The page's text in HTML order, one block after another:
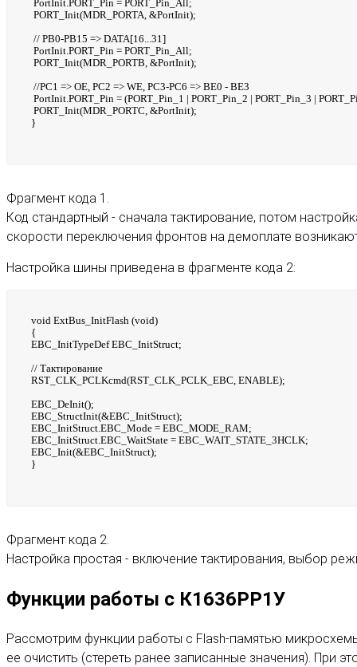
PortInit.PORT_Pin = PORT_Pin_All;
PORT_Init(MDR_PORTA, &PortInit);
// PB0-PB15 => DATA[16...31]
PortInit.PORT_Pin = PORT_Pin_All;
PORT_Init(MDR_PORTB, &PortInit);
//PC1 => OE, PC2 => WE, PC3-PC6 => BE0 - BE3
PortInit.PORT_Pin = (PORT_Pin_1 | PORT_Pin_2 | PORT_Pin_3 |
PORT_Init(MDR_PORTC, &PortInit);
}
Фрагмент кода 1.
Код стандартный - сначала тактирование, потом
скорости переключения фронтов на демоплате
Настройка шины приведена в фрагменте кода 2:
void ExtBus_InitFlash (void)
{
EBC_InitTypeDef EBC_InitStruct;
// Тактирование
RST_CLK_PCLKcmd(RST_CLK_PCLK_EBC, ENABLE);
EBC_DeInit();
EBC_StructInit(&EBC_InitStruct);
EBC_InitStruct.EBC_Mode = EBC_MODE_RAM;
EBC_InitStruct.EBC_WaitState = EBC_WAIT_STATE_3HCLK;
EBC_Init(&EBC_InitStruct);
}
Фрагмент кода 2.
Настройка простая - включение тактирования, выбор
Функции работы с К1636РР1У
Рассмотрим функции работы с Flash-памятью
ее очистить (стереть ранее записанные значения). При